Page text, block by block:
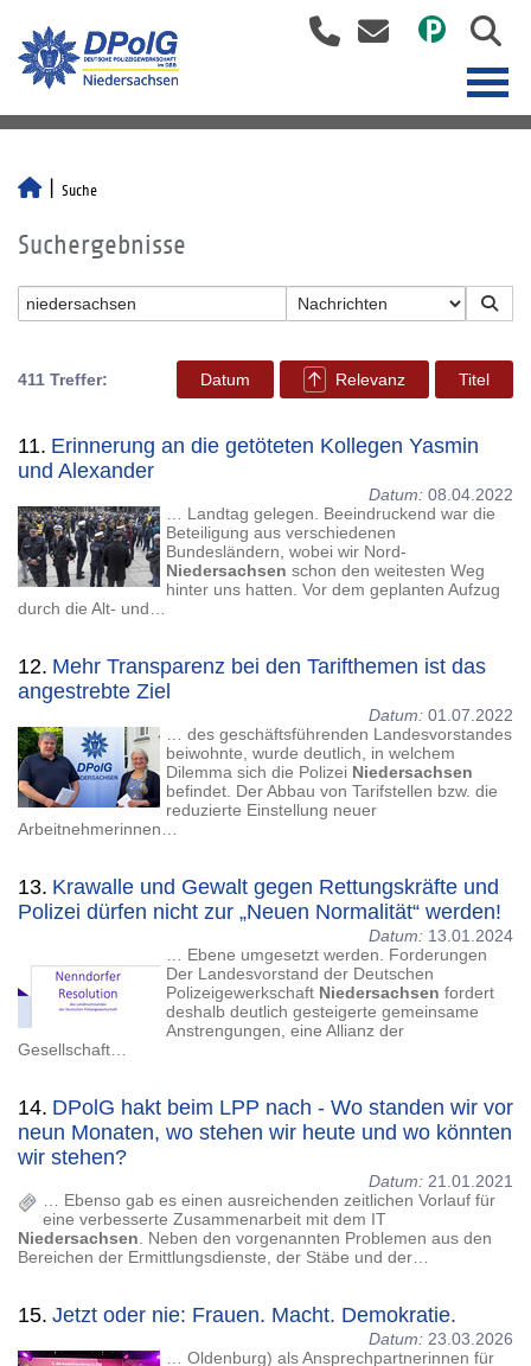
Suche
Suchergebnisse
411 Treffer: Datum Relevanz Titel
11. Erinnerung an die getöteten Kollegen Yasmin
und Alexander
Datum: 08.04.2022
… Landtag gelegen. Beeindruckend war die
Beteiligung aus verschiedenen
Bundesländern, wobei wir Nord-
Niedersachsen schon den weitesten Weg
hinter uns hatten. Vor dem geplanten Aufzug
durch die Alt- und…
12. Mehr Transparenz bei den Tarifthemen ist das
angestrebte Ziel
Datum: 01.07.2022
… des geschäftsführenden Landesvorstandes
beiwohnte, wurde deutlich, in welchem
Dilemma sich die Polizei Niedersachsen
befindet. Der Abbau von Tarifstellen bzw. die
reduzierte Einstellung neuer
Arbeitnehmerinnen…
13. Krawalle und Gewalt gegen Rettungskräfte und
Polizei dürfen nicht zur „Neuen Normalität“ werden!
Datum: 13.01.2024
… Ebene umgesetzt werden. Forderungen
Der Landesvorstand der Deutschen
Polizeigewerkschaft Niedersachsen fordert
deshalb deutlich gesteigerte gemeinsame
Anstrengungen, eine Allianz der
Gesellschaft…
14. DPolG hakt beim LPP nach - Wo standen wir vor
neun Monaten, wo stehen wir heute und wo könnten
wir stehen?
Datum: 21.01.2021
… Ebenso gab es einen ausreichenden zeitlichen Vorlauf für
eine verbesserte Zusammenarbeit mit dem IT
Niedersachsen . Neben den vorgenannten Problemen aus den
Bereichen der Ermittlungsdienste, der Stäbe und der…
15. Jetzt oder nie: Frauen. Macht. Demokratie.
Datum: 23.03.2026
… Oldenburg) als Ansprechpartnerinnen für